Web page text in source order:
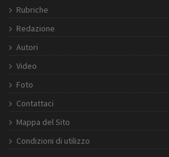
Rubriche
Redazione
Autori
Video
Foto
Contattaci
Mappa del Sito
Condizioni di utilizzo